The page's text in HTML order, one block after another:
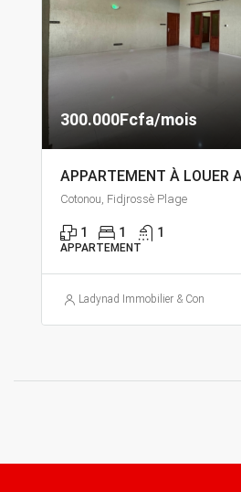
300.000Fcfa/mois
Cotonou, Fidjrossè Plage
1 1 1
APPARTEMENT
Ladynad Immobilier & Construction